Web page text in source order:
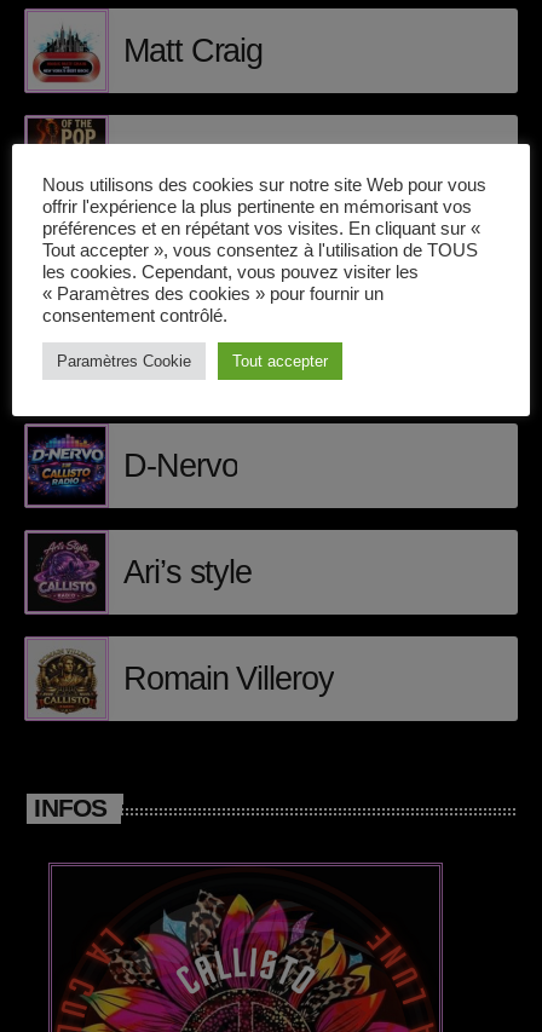
avril 2025
mai 2024
avril 2020
mars 2018
février 2018
janvier 2018
mai 2016
CATÉGORIES
Callisto concerts
DJ
Dream Trance
Electronic music
Featured
French touch
Music
News
Matt Craig
Electromorning
D-Nervo
Ari’s style
Romain Villeroy
INFOS
Nous utilisons des cookies sur notre site Web pour vous
offrir l'expérience la plus pertinente en mémorisant vos
préférences et en répétant vos visites. En cliquant sur «
Tout accepter », vous consentez à l'utilisation de TOUS
les cookies. Cependant, vous pouvez visiter les
« Paramètres des cookies » pour fournir un
consentement contrôlé.
Paramètres Cookie Tout accepter